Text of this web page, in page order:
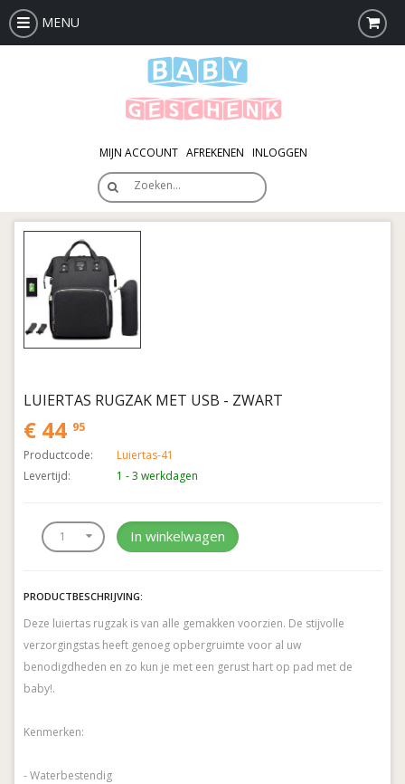
MENU
MIJN ACCOUNT AFREKENEN INLOGGEN
Zoeken…
LUIERTAS RUGZAK MET USB - ZWART
€ 44 95
Productcode:
Luiertas-41
Levertijd:
1 - 3 werkdagen
In winkelwagen
PRODUCTBESCHRIJVING:
Deze luiertas rugzak is van alle gemakken voorzien. De stijvolle
verzorgingstas heeft genoeg opbergruimte voor al uw
benodigdheden en zo kun je met een gerust hart op pad met de
baby!.
Kenmerken:
- Waterbestendig